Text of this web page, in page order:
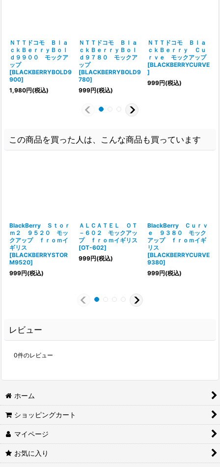
ＮＴＴドコモ Ｂｌａ
ｃｋＢｅｒｒｙＢｏｌ
ｄ９９００ モックア
ップ
[BLACKBERRYBOLD9
900]
1,980円(税込)
ＮＴＴドコモ Ｂｌａ
ｃｋＢｅｒｒｙＢｏｌ
ｄ９７８０ モックア
ップ
[BLACKBERRYBOLD9
780]
999円(税込)
ＮＴＴドコモ Ｂｌａ
ｃｋＢｅｒｒｙ Ｃｕ
ｒｖｅ モックアップ
[BLACKBERRYCURVE
]
999円(税込)
この商品を買った人は、こんな商品も買っています
BlackBerry Ｓｔｏｒ
ｍ２ ９５２０ モッ
クアップ ｆｒｏｍイ
ギリス
[BLACKBERRYSTOR
M9520]
999円(税込)
ＡＬＣＡＴＥＬ ＯＴ
－６０２ モックアッ
プ ｆｒｏｍイギリス
[OT-602]
999円(税込)
BlackBerry Ｃｕｒｖ
ｅ ９３８０ モック
アップ ｆｒｏｍイギ
リス
[BLACKBERRYCURVE
9380]
999円(税込)
レビュー
0件のレビュー
ホーム
ショッピングカート
マイページ
お気に入り